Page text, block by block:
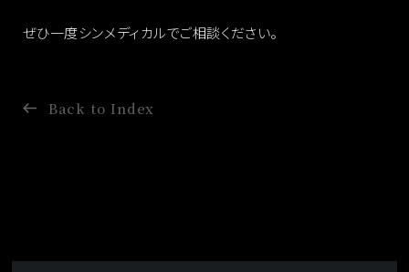
ぜひ一度シンメディカルでご相談ください。
Back to Index